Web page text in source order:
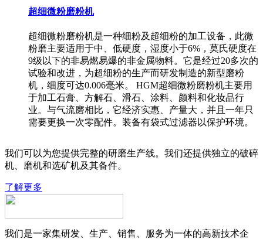
超细微粉磨粉机
超细微粉磨粉机是一种细粉及超细粉的加工设备，此微
粉磨主要适用于中、低硬度，湿度小于6%，莫氏硬度在
9级以下的非易燃易爆的非金属物料。它是经过20多次的
试验和改进，为超细粉的生产而研发制造的新型磨粉
机，细度可达0.006毫米。 HGM超细微粉磨粉机主要用
于加工石膏、方解石、滑石、涂料、颜料和化妆品行
业。与气流磨相比，它经济实惠、产量大，并且一年只
需要更换一次零配件。装备有袋式过滤器以保护环境。
我们可以为您提供完整的研磨生产线。我们还提供独立的破碎
机、磨机和选矿机及其备件。
了解更多
我们是一家集研发、生产、销售、服务为一体的高新技术企